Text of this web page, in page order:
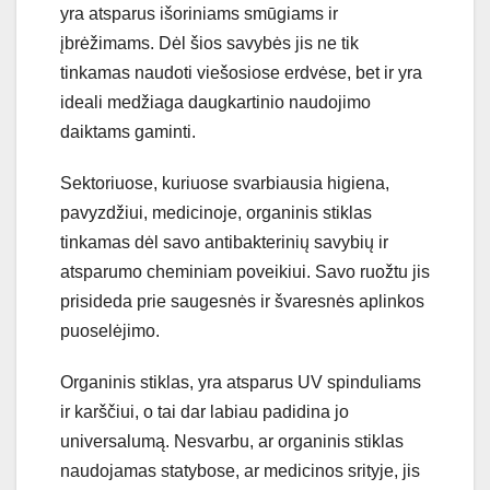
yra atsparus išoriniams smūgiams ir
įbrėžimams. Dėl šios savybės jis ne tik
tinkamas naudoti viešosiose erdvėse, bet ir yra
ideali medžiaga daugkartinio naudojimo
daiktams gaminti.
Sektoriuose, kuriuose svarbiausia higiena,
pavyzdžiui, medicinoje, organinis stiklas
tinkamas dėl savo antibakterinių savybių ir
atsparumo cheminiam poveikiui. Savo ruožtu jis
prisideda prie saugesnės ir švaresnės aplinkos
puoselėjimo.
Organinis stiklas, yra atsparus UV spinduliams
ir karščiui, o tai dar labiau padidina jo
universalumą. Nesvarbu, ar organinis stiklas
naudojamas statybose, ar medicinos srityje, jis